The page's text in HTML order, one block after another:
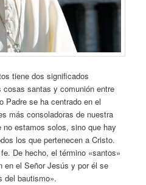
tiene dos significados
cosas santas y comunión entre
Padre se ha centrado en el
más consoladoras de nuestra
no estamos solos, sino que hay
los que pertenecen a Cristo.
De hecho, el término «santos»
en el Señor Jesús y por él se
del bautismo».